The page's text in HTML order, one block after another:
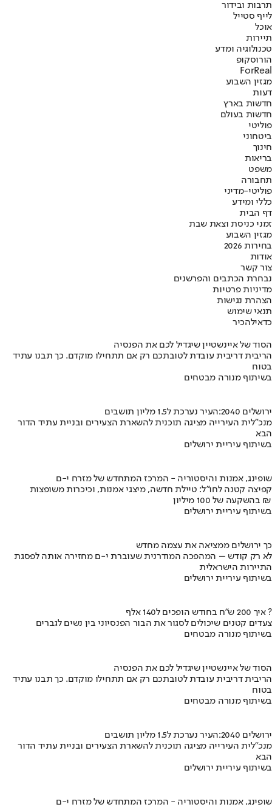
תרבות ובידור
לייף סטייל
אוכל
תיירות
טכנולוגיה ומדע
הורוסקופ
ForReal
מגזין השבוע
דעות
חדשות בארץ
חדשות בעולם
פוליטי
ביטחוני
חינוך
בריאות
משפט
תחבורה
פוליטי-מדיני
כללי ומידע
דף הבית
זמני כניסת וצאת שבת
מגזין השבוע
בחירות 2026
אודות
צור קשר
נבחרת הכתבים והפרשנים
מדיניות פרטיות
הצהרת נגישות
תנאי שימוש
כדאילהכיר
הסוד של איינשטיין שיגדיל לכם את הפנסיה
הריבית דריבית עובדת לטובתכם רק אם תתחילו מוקדם. כך תבנו עתיד
בטוח
בשיתוף מנורה מבטחים
ירושלים 2040:העיר נערכת ל1.5 מליון תושבים
מנכ"לית העירייה מציגה תוכנית להשארת הצעירים ובניית עתיד הדור
הבא
בשיתוף עיריית ירושלים
שופינג, אמנות והיסטוריה - המרכז המתחדש של מזרח י-ם
קפיצה קטנה לחו"ל: טיילת חדשה, מיצגי אמנות, וכיכרות משופצות
בהשקעה של 100 מיליון ₪
בשיתוף עיריית ירושלים
כך ירושלים ממציאה את עצמה מחדש
לא רק קודש – המהפכה המודרנית שעוברת י-ם מחזירה אותה לפסגת
התיירות הישראלית
בשיתוף עיריית ירושלים
איך 200 ש"ח בחודש הופכים ל140 אלף ?
צעדים קטנים שיכולים לסגור את הבור הפנסיוני בין נשים לגברים
בשיתוף מנורה מבטחים
הסוד של איינשטיין שיגדיל לכם את הפנסיה
הריבית דריבית עובדת לטובתכם רק אם תתחילו מוקדם. כך תבנו עתיד
בטוח
בשיתוף מנורה מבטחים
ירושלים 2040:העיר נערכת ל1.5 מליון תושבים
מנכ"לית העירייה מציגה תוכנית להשארת הצעירים ובניית עתיד הדור
הבא
בשיתוף עיריית ירושלים
שופינג, אמנות והיסטוריה - המרכז המתחדש של מזרח י-ם